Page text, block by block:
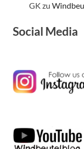
GK zu
Social Media